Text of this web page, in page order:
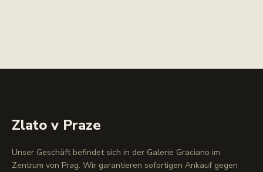
Zlato v Praze
Unser Geschäft befindet sich in der Galerie Graciano im
Zentrum von Prag. Wir garantieren sofortigen Ankauf gegen